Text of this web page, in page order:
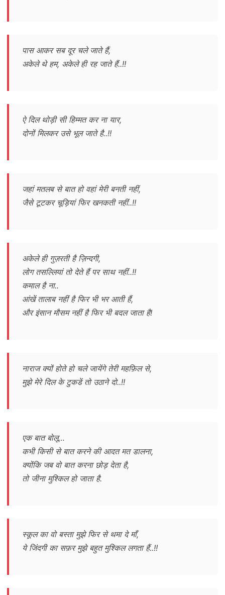
पास आकर सब दूर चले जाते हैं,
अकेले थे हम, अकेले ही रह जाते हैं..!!
ऐ दिल थोड़ी सी हिम्मत कर ना यार,
दोनों मिलकर उसे भूल जाते है..!!
जहां मतलब से बात हो वहां मेरी बनती नहीं,
जैसे टूटकर चूड़ियां फिर खनकती नहीं..!!
अकेले ही गुज़रती है ज़िन्दगी,
लोग तसल्लियां तो देते हैं पर साथ नहीं..!!
कमाल है ना..
आंखें तालाब नहीं है फिर भी भर आती हैं,
और इंसान मौसम नहीं है फिर भी बदल जाता है!
नाराज क्यों होते हो चले जायेंगे तेरी महफ़िल से,
मुझे मेरे दिल के टुकडें तो उठाने दो..!!
एक बात बोलू…
कभी किसी से बात करने की आदत मत डालना,
क्योंकि जब वो बात करना छोड़ देता है,
तो जीना मुश्किल हो जाता है.
स्कूल का वो बस्ता मुझे फिर से थमा दे माँ,
ये जिंदगी का सफ़र मुझे बहुत मुश्किल लगता हैं..!!